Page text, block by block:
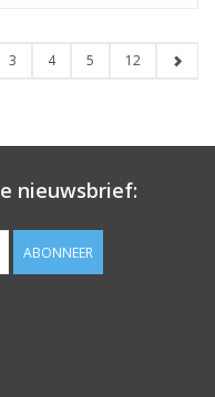
3 4 5 12
nieuwsbrief:
ABONNEER